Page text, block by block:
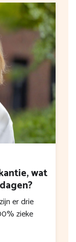
wat
er drie
zieke